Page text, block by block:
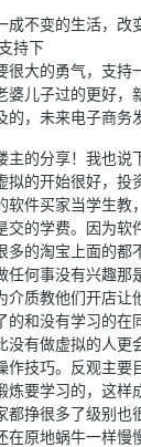
成不变的生活，改
持下
很大的勇气，支持
婆儿子过的更好，
的，未来电子商务
主的分享！我也说
拟的开始很好，投
软件买家当学生教
交的学费。因为软
多的淘宝上面的都
何事没有兴趣那
介质教他们开店让
和没有学习的在
没有做虚拟的人更
作技巧。反观主要
炼要学习的，这样
都挣很多了级别也
在原地蜗牛一样慢